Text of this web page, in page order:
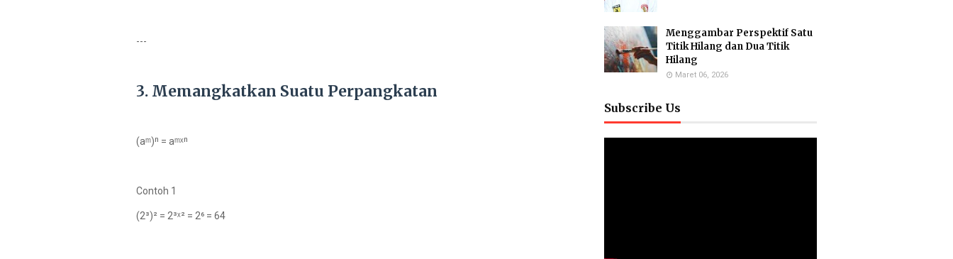
---
3. Memangkatkan Suatu Perpangkatan
(aᵐ)ⁿ = aᵐˣⁿ
Contoh 1
(2³)² = 2³ˣ² = 2⁶ = 64
Menggambar Perspektif Satu
Titik Hilang dan Dua Titik
Hilang
Maret 06, 2026
Subscribe Us